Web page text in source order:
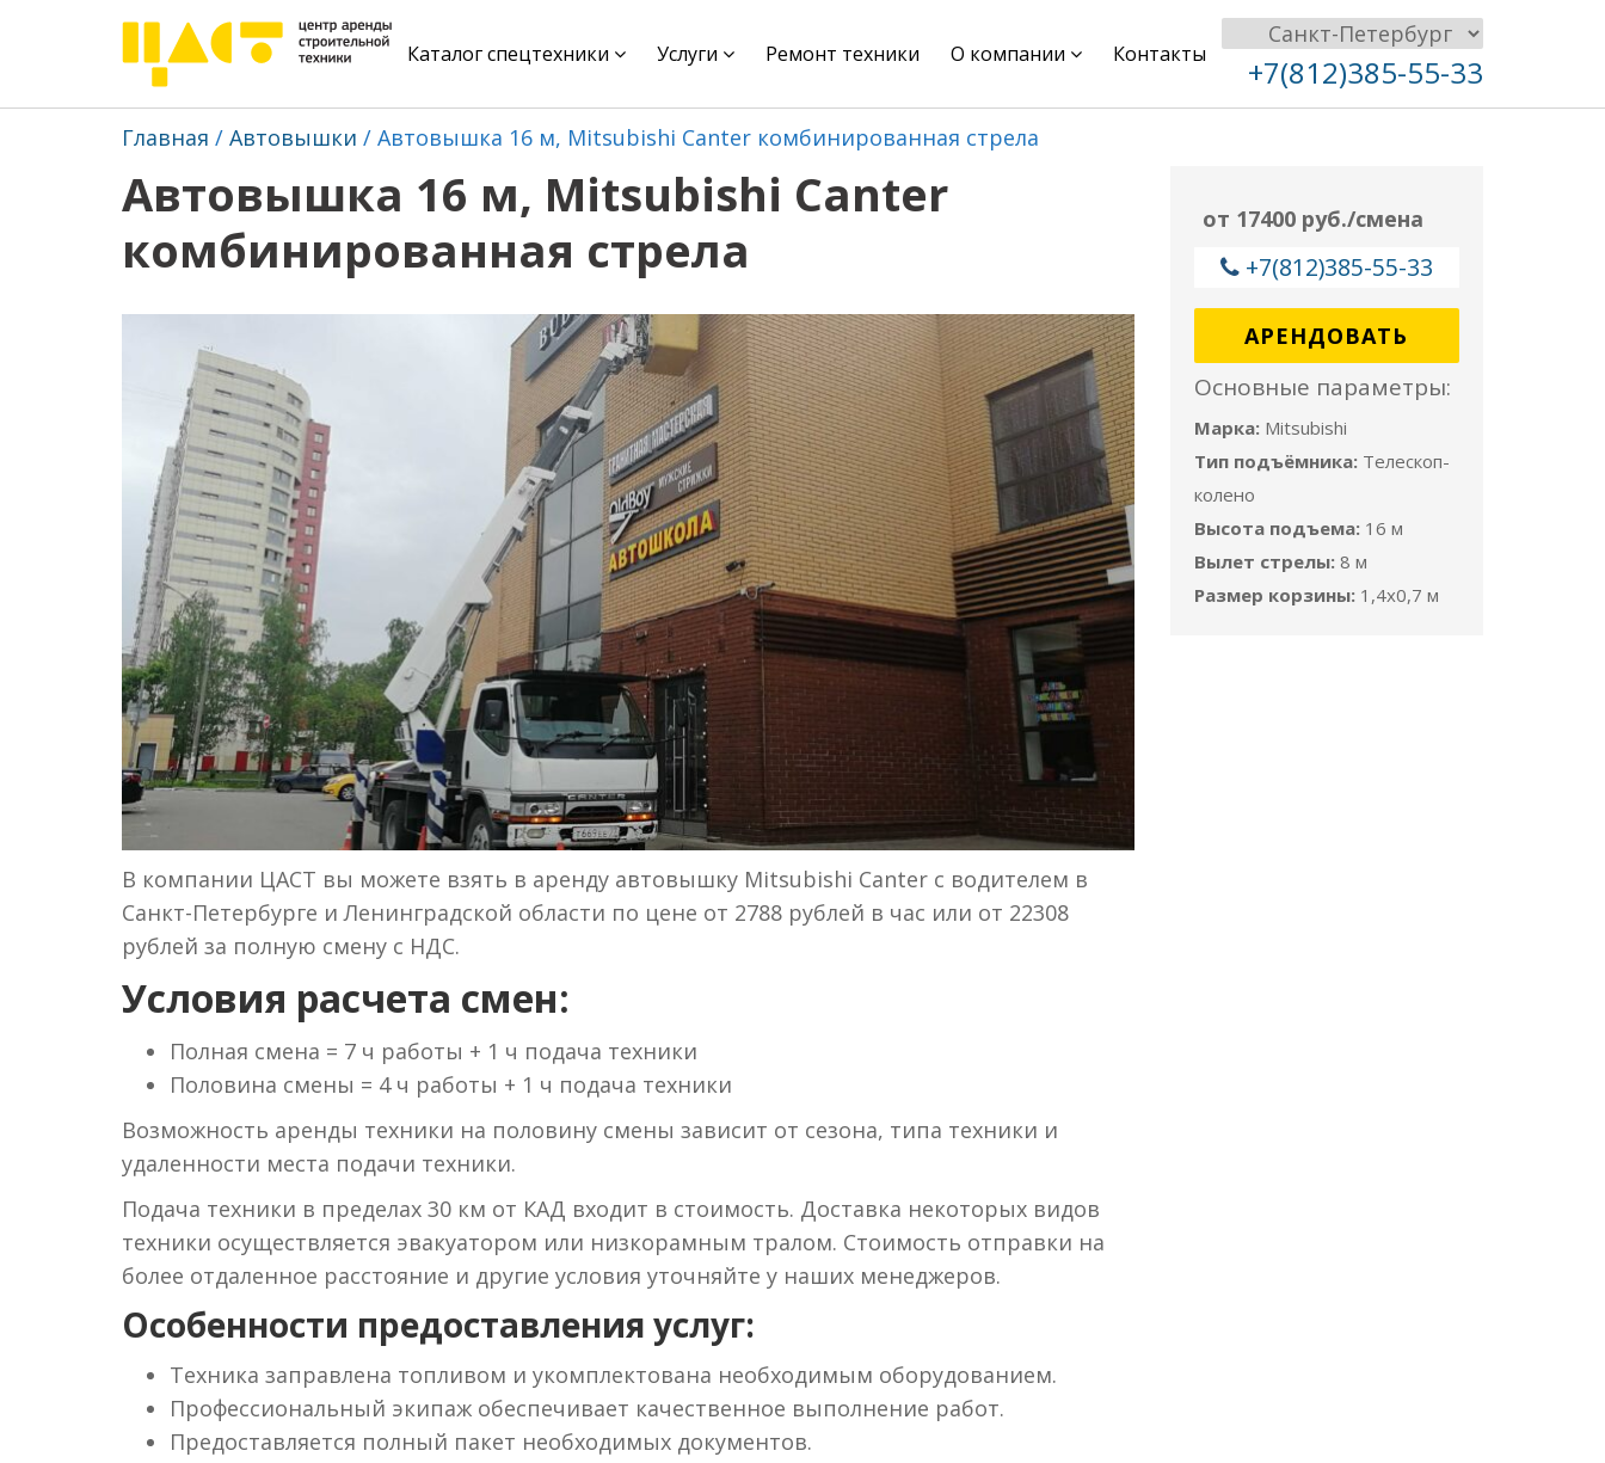
Каталог спецтехники Услуги Ремонт техники О компании Контакты +7(812)385-55-33
Главная Автовышки Автовышка 16 м, Mitsubishi Canter комбинированная стрела
Автовышка 16 м, Mitsubishi Canter
комбинированная стрела
В компании ЦАСТ вы можете взять в аренду автовышку Mitsubishi Canter с водителем в
Санкт-Петербурге и Ленинградской области по цене от 2788 рублей в час или от 22308
рублей за полную смену с НДС.
Условия расчета смен:
Полная смена = 7 ч работы + 1 ч подача техники
Половина смены = 4 ч работы + 1 ч подача техники
Возможность аренды техники на половину смены зависит от сезона, типа техники и
удаленности места подачи техники.
Подача техники в пределах 30 км от КАД входит в стоимость. Доставка некоторых видов
техники осуществляется эвакуатором или низкорамным тралом. Стоимость отправки на
более отдаленное расстояние и другие условия уточняйте у наших менеджеров.
Особенности предоставления услуг:
Техника заправлена топливом и укомплектована необходимым оборудованием.
Профессиональный экипаж обеспечивает качественное выполнение работ.
Предоставляется полный пакет необходимых документов.
от 17400 руб./смена
+7(812)385-55-33
АРЕНДОВАТЬ
Основные параметры:
Марка: Mitsubishi
Тип подъёмника: Телескоп-
колено
Высота подъема: 16 м
Вылет стрелы: 8 м
Размер корзины: 1,4x0,7 м